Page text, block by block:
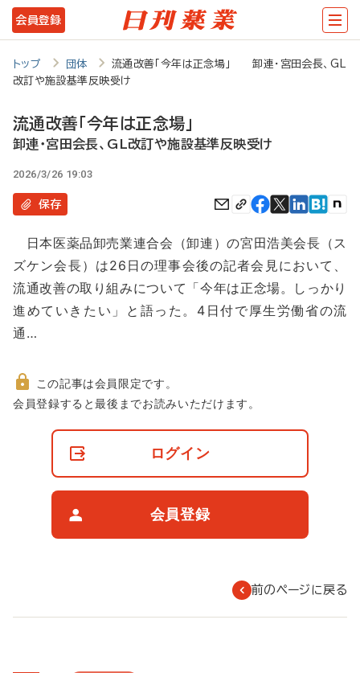
メ
イ
テ
ツ
に
動
会員登録
トップ 団体
流通改善「今年は正念場」 卸連・宮田会長、GL
改訂や施設基準反映受け
流通改善「今年は正念場」
卸連・宮田会長、GL改訂や施設基準反映受け
2026/3/26 19:03
保存
日本医薬品卸売業連合会（卸連）の宮田浩美会長（ス
ズケン会長）は26日の理事会後の記者会見において、
流通改善の取り組みについて「今年は正念場。しっかり
進めていきたい」と語った。4日付で厚生労働省の流
通…
非
この記事は会員限定です。
会員登録すると最後までお読みいただけます。
ログイン
会員登録
前のページに戻る